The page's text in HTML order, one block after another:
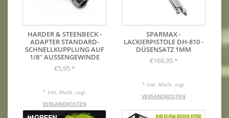
HARDER & STEENBECK -
ADAPTER STANDARD-
SCHNELLKUPPLUNG AUF
1/8'' AUSSENGEWINDE
€5,95 *
* Inkl. MwSt. zzgl.
VERSANDKOSTEN
SPARMAX -
LACKIERPISTOLE DH-810 -
DÜSENSATZ 1MM
€169,95 *
* Inkl. MwSt. zzgl.
VERSANDKOSTEN